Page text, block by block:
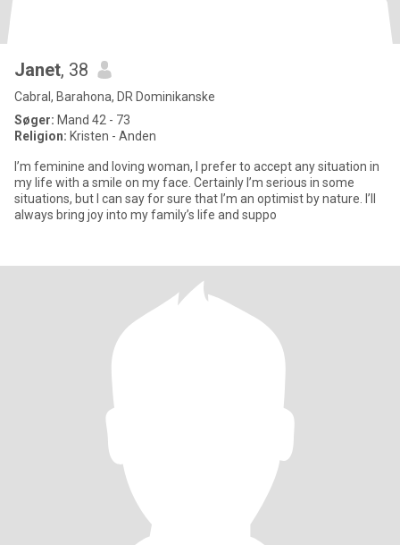
Janet, 38
Cabral, Barahona, DR Dominikanske
Søger: Mand 42 - 73
Religion: Kristen - Anden
I’m feminine and loving woman, I prefer to accept any situation in
my life with a smile on my face. Certainly I’m serious in some
situations, but I can say for sure that I’m an optimist by nature. I’ll
always bring joy into my family’s life and suppo